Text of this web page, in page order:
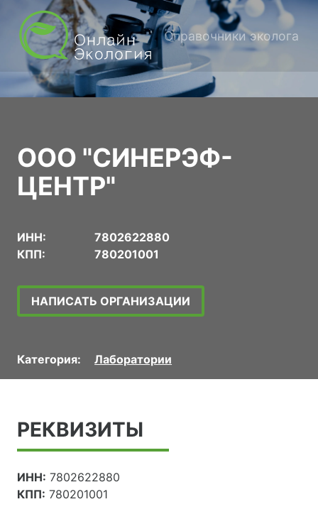
Справочники эколога
ООО "СИНЕРЭФ-
ЦЕНТР"
ИНН:
7802622880
КПП:
780201001
НАПИСАТЬ ОРГАНИЗАЦИИ
Категория: Лаборатории
РЕКВИЗИТЫ
ИНН: 7802622880
КПП: 780201001